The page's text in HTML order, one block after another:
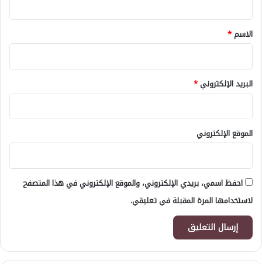
*
الاسم*
البريد الإلكتروني*
الموقع الإلكتروني
احفظ اسمي، بريدي الإلكتروني، والموقع الإلكتروني في هذا المتصفح
لاستخدامها المرة المقبلة في تعليقي.